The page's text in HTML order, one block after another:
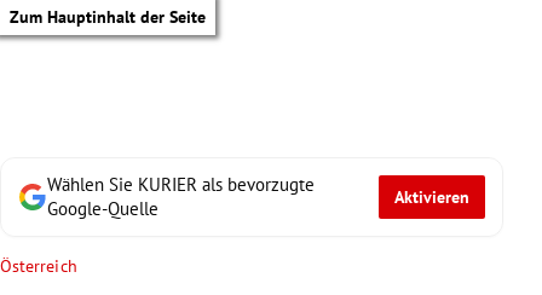
Zum Hauptinhalt der Seite
Wählen Sie KURIER als bevorzugte
Google-Quelle
Aktivieren
Österreich